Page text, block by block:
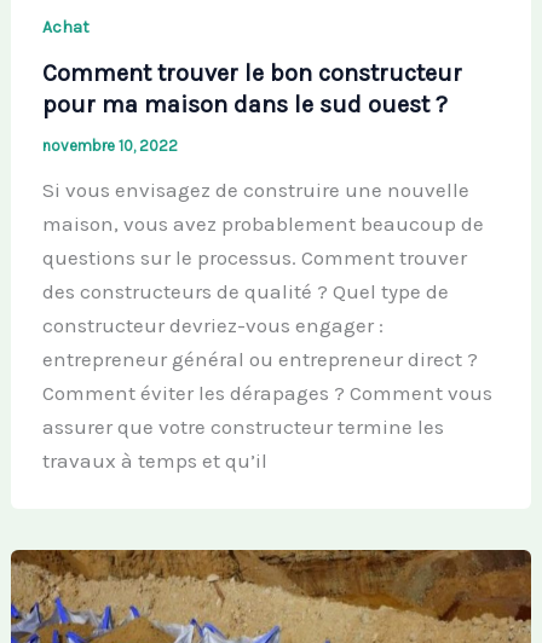
Achat
Comment trouver le bon constructeur
pour ma maison dans le sud ouest ?
novembre 10, 2022
Si vous envisagez de construire une nouvelle
maison, vous avez probablement beaucoup de
questions sur le processus. Comment trouver
des constructeurs de qualité ? Quel type de
constructeur devriez-vous engager :
entrepreneur général ou entrepreneur direct ?
Comment éviter les dérapages ? Comment vous
assurer que votre constructeur termine les
travaux à temps et qu’il